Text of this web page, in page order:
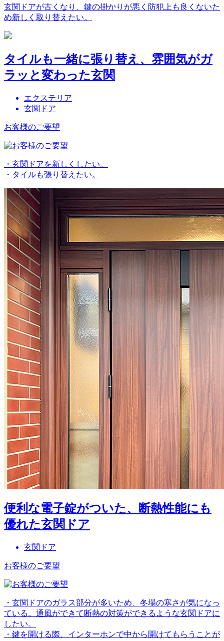
玄関ドアが古くなり、鍵の掛かりが悪く防犯上も良くないた
め新しく取り替えたい。
タイルも一緒に張り替え、雰囲気がガ
ラッと変わった玄関
エクステリア
玄関ドア
お客様のご要望
・玄関ドアを新しくしたい。
・タイルも張り替えたい。
便利な電子錠がついた、断熱性能にも
優れた玄関ドア
玄関ドア
お客様のご要望
・玄関ドアのガラス部分が多いため、冬場の寒さが気になっ
ている。通風ができて断熱の対策ができるような玄関ドアに
したい。
・鍵を開ける際、インターホンで中から開けてもらうことが